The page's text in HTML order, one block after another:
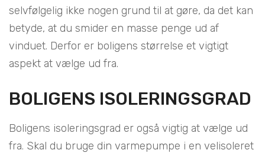
selvfølgelig ikke nogen grund til at gøre, da det kan
betyde, at du smider en masse penge ud af
vinduet. Derfor er boligens størrelse et vigtigt
aspekt at vælge ud fra.
BOLIGENS ISOLERINGSGRAD
Boligens isoleringsgrad er også vigtig at vælge ud
fra. Skal du bruge din varmepumpe i en velisoleret